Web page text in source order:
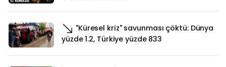
"Küresel kriz" savunması çöktü: Dünya
yüzde 1.2, Türkiye yüzde 833